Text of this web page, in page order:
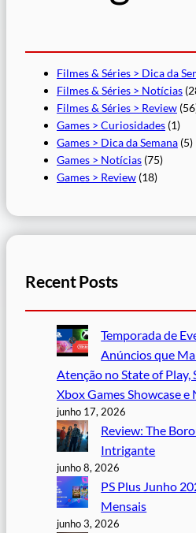
Filmes & Séries > Dica da
Filmes & Séries > Notícias
Filmes & Séries > Review
Games > Curiosidades (1)
Games > Dica da Semana (5)
Games > Notícias (75)
Games > Review (18)
Recent Posts
Temporada de
Anúncios que
Atenção no State of Play,
Xbox Games Showcase
junho 17, 2026
Review: The
Intrigante
junho 8, 2026
PS Plus Junho
Mensais
junho 3, 2026